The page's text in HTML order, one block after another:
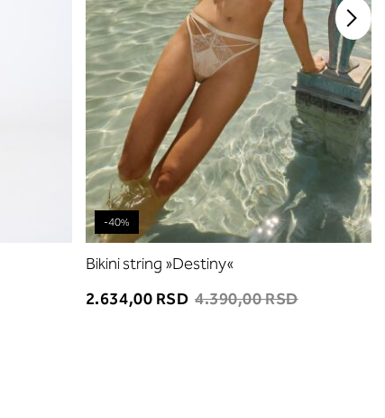
-40%
Bikini string »Destiny«
2.634,00 RSD 4.390,00 RSD